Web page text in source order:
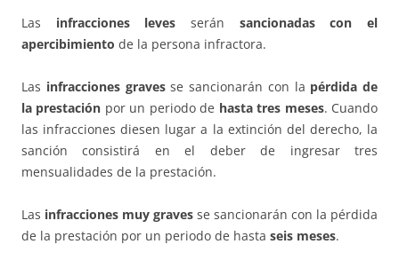
Las infracciones leves serán sancionadas con el
apercibimiento de la persona infractora.
Las infracciones gravesse sancionarán con la pérdida de
la prestación por un periodo de hasta tres meses. Cuando
las infracciones diesen lugar a la extinción del derecho, la
sanción consistirá en el deber de ingresar tres
mensualidades de la prestación.
Las infracciones muy graves se sancionarán con la pérdida
de la prestación por un periodo de hasta seis meses.